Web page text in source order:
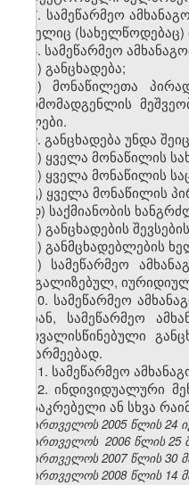
7. სამეწარმეო
სახელიც
8. სამეწარმეო
ა) განცხადება;
ბ) მონაწილეთა
წარმომადგენლის
ასლები.
9. განცხადება უნდა
ა) ყველა მონაწილის
ბ) ყველა მონაწილის
გ) ყველა მონაწილის
დ) საქმიანობის
ე) განცხადების
ვ) განმცხადებლების
ზ) სამეწარმეო
ლეგალიზებულ,
10. სამეწარმეო
არიან, სამეწარმეო
გათვალისწინებული
მეწარმეებად.
11. სამეწარმეო
12. ინდივიდუალური
მოსაკრებელი ან სხვა
საქართველოს 2005 წლის 24
საქართველოს 2006 წლის 25
საქართველოს 2007 წლის 30
საქართველოს 2008 წლის 14